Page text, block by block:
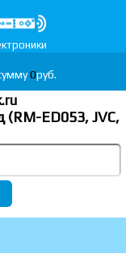
0руб.
ED053, JVC,